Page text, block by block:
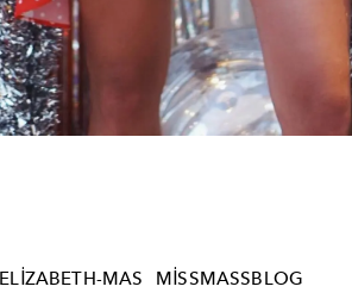
ELIZABETH-MAS MISSMASSBLOG